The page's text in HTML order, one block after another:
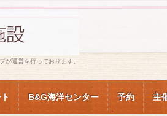
が運営を行っております。
B&G海洋センター 予約 主